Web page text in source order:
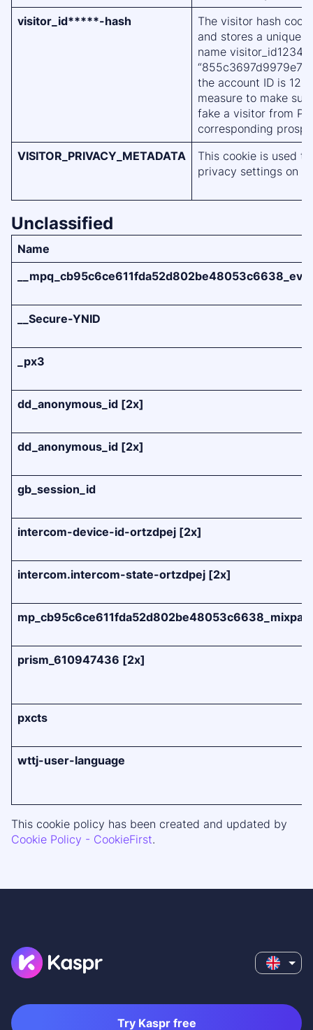
visitor_id*****-hash
The visitor hash
and stores a unique
name
the account ID is
measure to make
fake a visitor from
corresponding
VISITOR_PRIVACY_METADATA
This cookie is used
privacy settings on
Unclassified
Name
__mpq_cb95c6ce611fda52d802be48053c6638_ev
__Secure-YNID
_px3
dd_anonymous_id [2x]
dd_anonymous_id [2x]
gb_session_id
intercom-device-id-ortzdpej [2x]
intercom.intercom-state-ortzdpej [2x]
prism_610947436 [2x]
pxcts
wttj-user-language
This cookie policy has been created and updated by
Cookie Policy - CookieFirst.
Try Kaspr free